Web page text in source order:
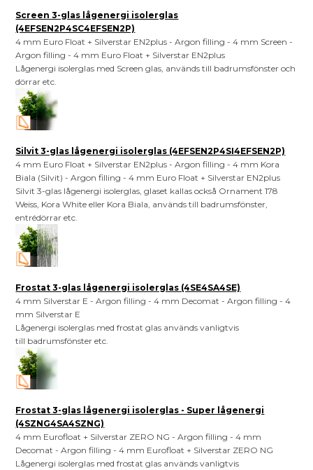
Screen 3-glas lågenergi isolerglas
(4EFSEN2P4SC4EFSEN2P)
4 mm Euro Float + Silverstar EN2plus - Argon filling - 4 mm Screen -
Argon filling - 4 mm Euro Float + Silverstar EN2plus
Lågenergi isolerglas med Screen glas, används till badrumsfönster och
dörrar etc.
Silvit 3-glas lågenergi isolerglas (4EFSEN2P4SI4EFSEN2P)
4 mm Euro Float + Silverstar EN2plus - Argon filling - 4 mm Kora
Biala (Silvit) - Argon filling - 4 mm Euro Float + Silverstar EN2plus
Silvit 3-glas lågenergi isolerglas, glaset kallas också Ornament 178
Weiss, Kora White eller Kora Biala, används till badrumsfönster,
entrédörrar etc.
Frostat 3-glas lågenergi isolerglas (4SE4SA4SE)
4 mm Silverstar E - Argon filling - 4 mm Decomat - Argon filling - 4
mm Silverstar E
Lågenergi isolerglas med frostat glas används vanligtvis
till badrumsfönster etc.
Frostat 3-glas lågenergi isolerglas - Super lågenergi
(4SZNG4SA4SZNG)
4 mm Eurofloat + Silverstar ZERO NG - Argon filling - 4 mm
Decomat - Argon filling - 4 mm Eurofloat + Silverstar ZERO NG
Lågenergi isolerglas med frostat glas används vanligtvis